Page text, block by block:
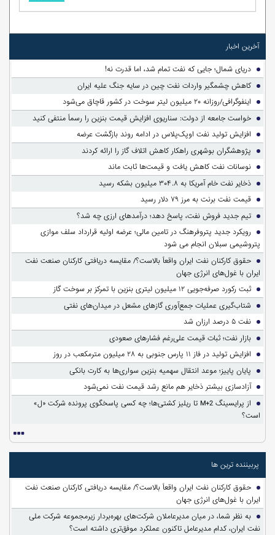
آخرین اخبار
دریای شمال؛ جایی که نفت تمام شد، اما قدرت نه!
کاهش چشمگیر واردات نفت چین در سایه جنگ علیه ایران
اینفوگرافی/روزانه ۲۰ میلیون لیتر سوخت در کشور قاچاق می‌شود
خواست جامعه از دولت: سناریوی افزایش قیمت بنزین را رسماً منتفی کنید
افزایش تولید نفت اوپک‌پلاس در ادامه روند بازگشت عرضه
پژوهشگران بوشهری راهکار کاهش اتلاف گاز را ارائه کردند
نوسانات نفت کاهش یافت و قیمت‌ها ثابت ماند
ذخایر نفت خام آمریکا به ۳۰۴.۸ میلیون بشکه رسید
قیمت نفت برنت به مرز ۷۹ دلار رسید
تیم جدید فروش نفت، پاسخ دهد؛ درآمدهای ارزی چه شد؟
رویکرد جدید پتروفرهنگ در تامین مالی؛ عرضه اولیه قرارداد سلف موازی
پتروشیمی سبلان انجام می شود
حقوق کارکنان نفت ایران واقعاً بالاست؟/ مقایسه دریافتی کارکنان صنعت نفت
ایران با غول‌های انرژی جهان
ثبت رکورد صرفه‌جویی ۱۲ میلیون لیتری بنزین با تمرکز بر سوخت گاز
شتاب‌گیری عملیات جمع‌آوری گازهای مشعل در میدان‌های نفتی
نفت ۵ درصد ارزان شد
بازار نفت؛ ثبات قیمت علی‌رغم فشارهای صعودی
افزایش تولید در فاز ۱۱ پارس جنوبی به ۲۸ میلیون مترمکعب در روز
پایان پاییز؛ موعد انتقال سهمیه بنزین سواری‌ها به کارت بانکی
آزادسازی بیشتر ذخایر هم مانع رشد قیمت نفت نمی‌شود
از پرایسینگ M+2 تا ریلیز کشتی‌ها؛ چه کسی پاسخگوی پرونده شرکت «ل»
است؟
پربیننده ترین ها
حقوق کارکنان نفت ایران واقعاً بالاست؟/ مقایسه دریافتی کارکنان صنعت نفت
ایران با غول‌های انرژی جهان
به نظر شما، در میان مدیرعاملان شرکت‌های بهره‌بردار زیرمجموعه شرکت ملی
نفت ایران، کدام مدیرعامل تاکنون عملکرد موفق‌تری داشته است؟